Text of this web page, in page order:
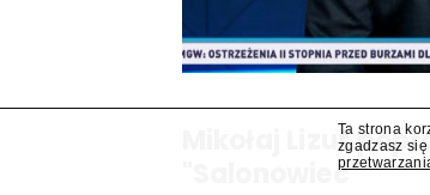
Mikołaj Lizut
"Salonowiec"
Ta strona
zgadzasz